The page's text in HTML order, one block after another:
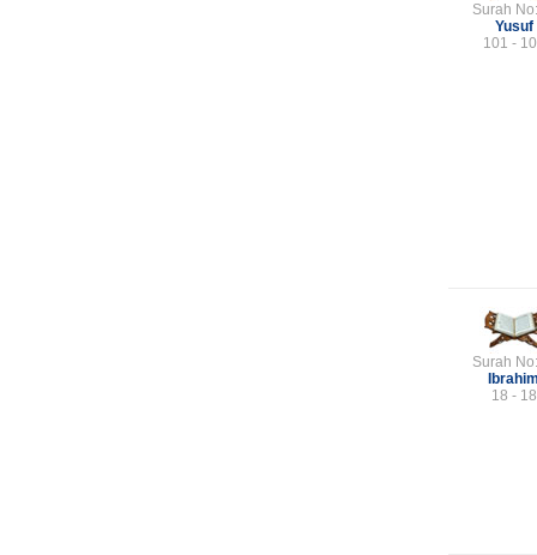
Surah
Yusuf
101 -
Surah
18 - 18